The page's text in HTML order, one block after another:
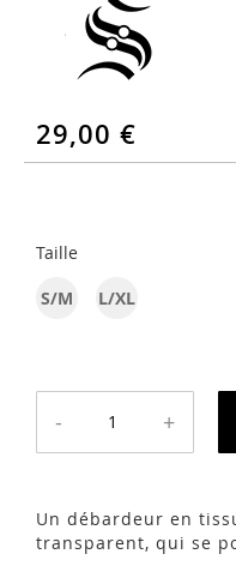
gallery
29,00 €
Taille
S/M
L/XL
- +
Un débardeur en
transparent, qui se